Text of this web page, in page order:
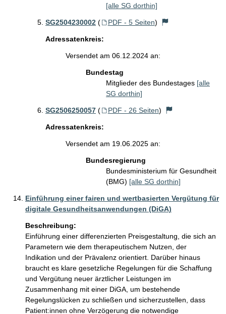
[alle SG dorthin]
SG2504230002 ( PDF - 5 Seiten)
Adressatenkreis:
Versendet am 06.12.2024 an:
Bundestag
Mitglieder des Bundestages [alle
SG dorthin]
SG2506250057 ( PDF - 26 Seiten)
Adressatenkreis:
Versendet am 19.06.2025 an:
Bundesregierung
Bundesministerium für Gesundheit
(BMG) [alle SG dorthin]
Einführung einer fairen und wertbasierten Vergütung für
digitale Gesundheitsanwendungen (DiGA)
Beschreibung:
Einführung einer differenzierten Preisgestaltung, die sich an
Parametern wie dem therapeutischem Nutzen, der
Indikation und der Prävalenz orientiert. Darüber hinaus
braucht es klare gesetzliche Regelungen für die Schaffung
und Vergütung neuer ärztlicher Leistungen im
Zusammenhang mit einer DiGA, um bestehende
Regelungslücken zu schließen und sicherzustellen, dass
Patient:innen ohne Verzögerung die notwendige